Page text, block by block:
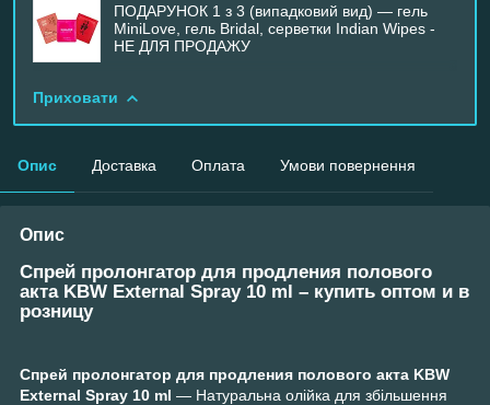
ПОДАРУНОК 1 з 3 (випадковий вид) — гель
MiniLove, гель Bridal, серветки Indian Wipes -
НЕ ДЛЯ ПРОДАЖУ
Приховати
Опис Доставка Оплата Умови повернення
Опис
Спрей пролонгатор для продления полового
акта KBW External Spray 10 ml – купить оптом и в
розницу
Спрей пролонгатор для продления полового акта KBW
External Spray 10 ml — Натуральна олійка для збільшення